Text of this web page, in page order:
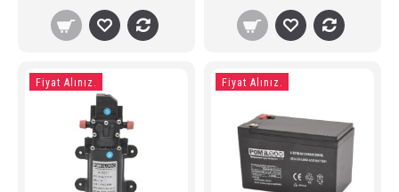
Fiyat Alınız. Fiyat Alınız.